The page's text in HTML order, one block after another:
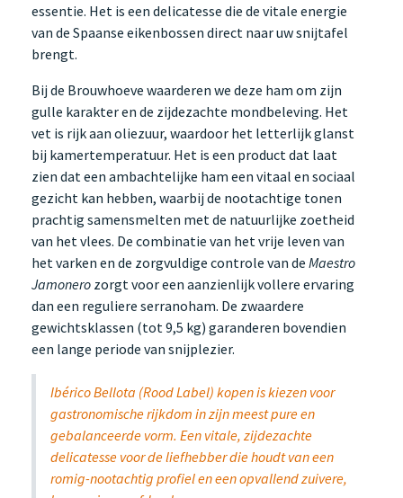
essentie. Het is een delicatesse die de vitale energie
van de Spaanse eikenbossen direct naar uw snijtafel
brengt.
Bij de Brouwhoeve waarderen we deze ham om zijn
gulle karakter en de zijdezachte mondbeleving. Het
vet is rijk aan oliezuur, waardoor het letterlijk glanst
bij kamertemperatuur. Het is een product dat laat
zien dat een ambachtelijke ham een vitaal en sociaal
gezicht kan hebben, waarbij de nootachtige tonen
prachtig samensmelten met de natuurlijke zoetheid
van het vlees. De combinatie van het vrije leven van
het varken en de zorgvuldige controle van de Maestro
Jamonero zorgt voor een aanzienlijk vollere ervaring
dan een reguliere serranoham. De zwaardere
gewichtsklassen (tot 9,5 kg) garanderen bovendien
een lange periode van snijplezier.
Ibérico Bellota (Rood Label) kopen is kiezen voor
gastronomische rijkdom in zijn meest pure en
gebalanceerde vorm. Een vitale, zijdezachte
delicatesse voor de liefhebber die houdt van een
romig-nootachtig profiel en een opvallend zuivere,